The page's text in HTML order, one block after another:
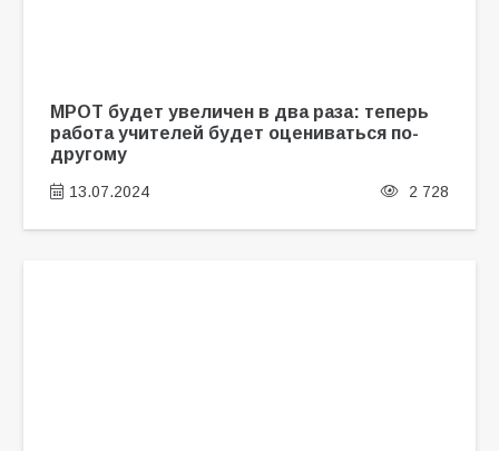
МРОТ будет увеличен в два раза: теперь
работа учителей будет оцениваться по-
другому
13.07.2024 2 728